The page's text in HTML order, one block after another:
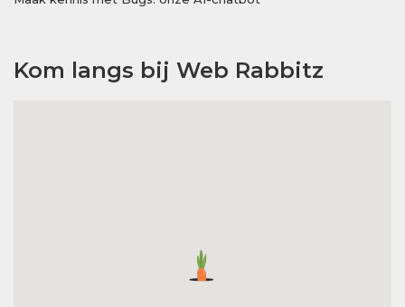
Kom langs bij Web Rabbitz